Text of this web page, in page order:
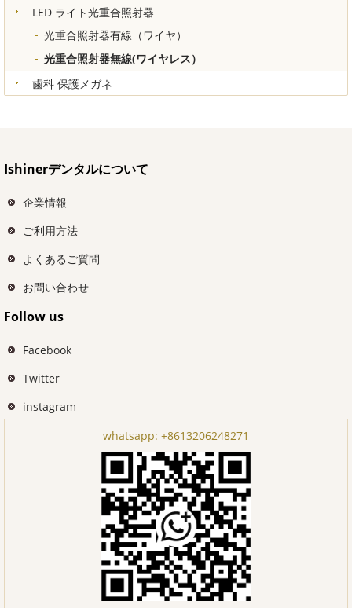
LED ライト光重合照射器
光重合照射器有線（ワイヤ）
光重合照射器無線(ワイヤレス）
歯科 保護メガネ
Ishinerデンタルについて
企業情報
ご利用方法
よくあるご質問
お問い合わせ
Follow us
Facebook
Twitter
instagram
whatsapp: +8613206248271